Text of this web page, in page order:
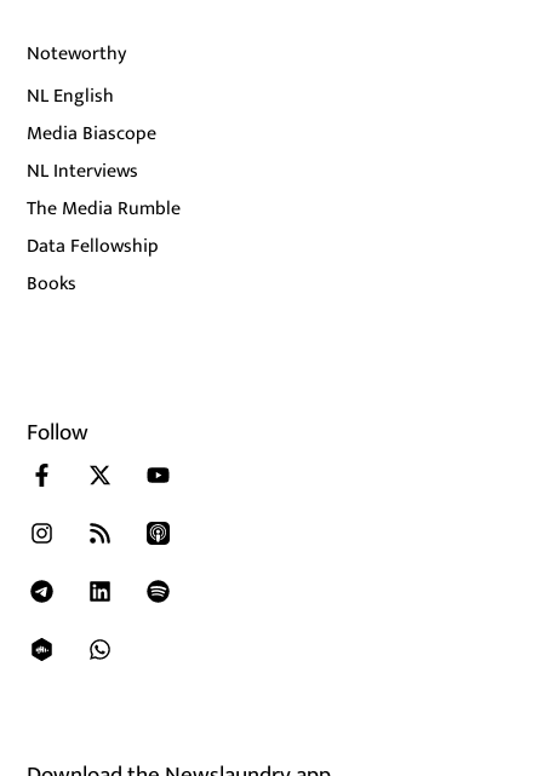
Noteworthy
NL English
Media Biascope
NL Interviews
The Media Rumble
Data Fellowship
Books
Follow